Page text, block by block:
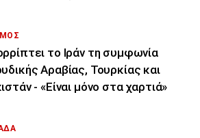
το Ιράν τη συμφωνία
Αραβίας, Τουρκίας και
- «Είναι μόνο στα χαρτιά»